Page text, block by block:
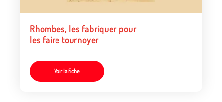
Rhombes, les fabriquer pour
les faire tournoyer
Voir la fiche